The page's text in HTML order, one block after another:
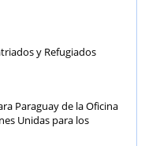
y Refugiados
Paraguay de la Oficina
Unidas para los